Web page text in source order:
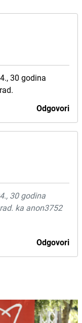
30 godina
Odgovori
30 godina
ka anon3752
Odgovori